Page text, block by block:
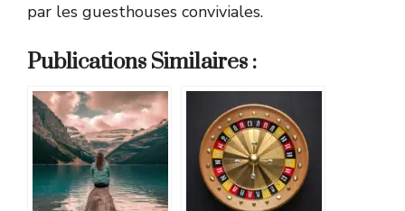
par les guesthouses conviviales.
Publications Similaires :